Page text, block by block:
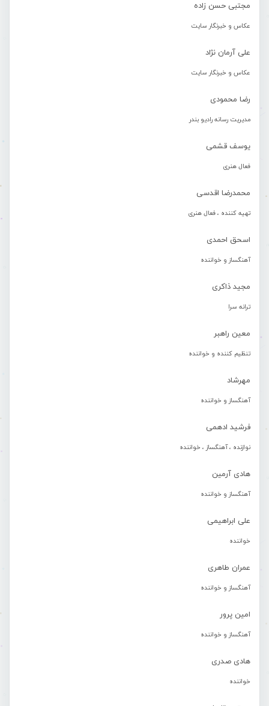
مجتبی حسن زاده
عکاس و خبرنگار سایت
علی آرمان نژاد
عکاس و خبرنگار سایت
رضا محمودی
مدیریت رسانه رادیو بندر
یوسف قشمی
فعال هنری
محمدرضا اقدسی
تهیه کننده ، فعال هنری
اسحق احمدی
آهنگساز و خواننده
مجید ذاکری
ترانه سرا
معین راهبر
تنظیم کننده و خواننده
مهرشاد
آهنگساز و خواننده
فرشید ادهمی
نوازنده ، آهنگساز ، خواننده
هادی آرمین
آهنگساز و خواننده
علی ابراهیمی
خواننده
عمران طاهری
آهنگساز و خواننده
امین پرور
آهنگساز و خواننده
هادی صدری
خواننده